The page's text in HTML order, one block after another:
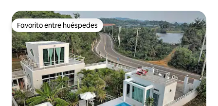
Favorito entre huéspedes
Favorito entre huéspedes